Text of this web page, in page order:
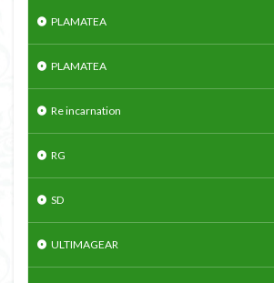
PLAMATEA
PLAMATEA
Re incarnation
RG
SD
ULTIMAGEAR